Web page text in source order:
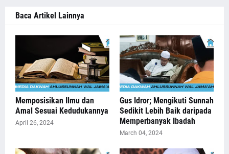
Baca Artikel Lainnya
Memposisikan Ilmu dan
Amal Sesuai Kedudukannya
April 26, 2024
Gus Idror; Mengikuti Sunnah
Sedikit Lebih Baik daripada
Memperbanyak Ibadah
March 04, 2024